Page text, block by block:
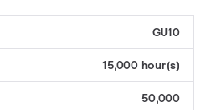
GU10
15,000 hour(s)
50,000